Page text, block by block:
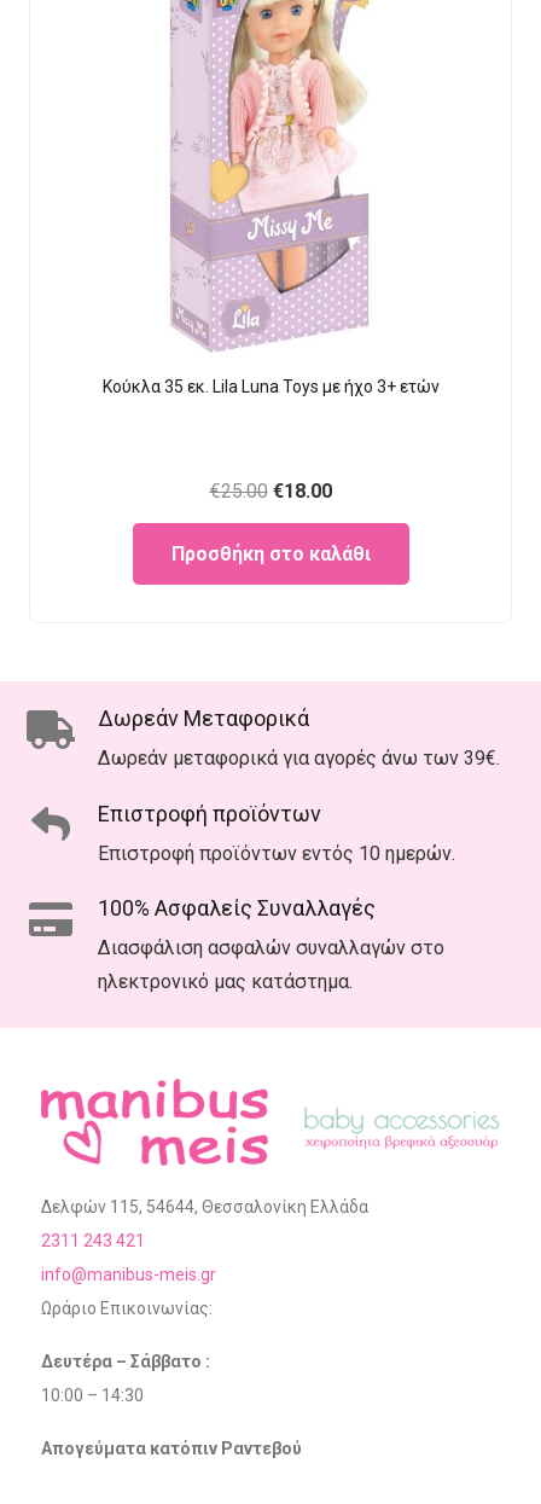
Κούκλα 35 εκ. Lila Luna Τοys με ήχο 3+ ετών
€25.00 Original
price
was:
€25.00.
€18.00Current
price
is:
€18.00.
Προσθήκη στο καλάθι
Δωρεάν Μεταφορικά
Δωρεάν μεταφορικά για αγορές άνω των 39€.
Επιστροφή προϊόντων
Επιστροφή προϊόντων εντός 10 ημερών.
100% Ασφαλείς Συναλλαγές
Διασφάλιση ασφαλών συναλλαγών στο
ηλεκτρονικό μας κατάστημα.
Δελφών 115, 54644, Θεσσαλονίκη Ελλάδα
2311 243 421
info@manibus-meis.gr
Ωράριο Επικοινωνίας:
Δευτέρα – Σάββατο :
10:00 – 14:30
Απογεύματα κατόπιν Ραντεβού